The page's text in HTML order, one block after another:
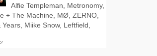
Alfie Templeman, Metronomy,
+ The Machine, MØ, ZERNO,
Years, Miike Snow, Leftfield,